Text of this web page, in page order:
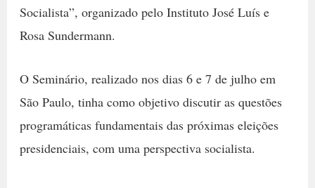
Socialista”, organizado pelo Instituto José Luís e
Rosa Sundermann.
O Seminário, realizado nos dias 6 e 7 de julho em
São Paulo, tinha como objetivo discutir as questões
programáticas fundamentais das próximas eleições
presidenciais, com uma perspectiva socialista.